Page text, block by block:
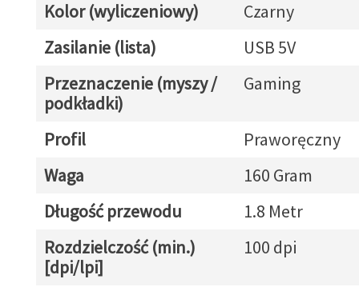
Kolor (wyliczeniowy)
Czarny
Zasilanie (lista)
USB 5V
Przeznaczenie (myszy /
podkładki)
Gaming
Profil
Praworęczny
Waga
160 Gram
Długość przewodu
1.8 Metr
Rozdzielczość (min.)
[dpi/lpi]
100 dpi